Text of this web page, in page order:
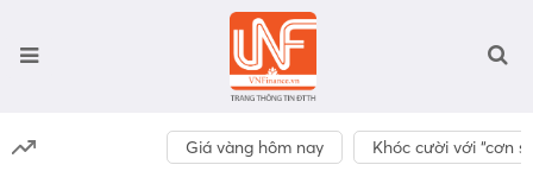
Giá vàng hôm nay Khóc cười với “cơn